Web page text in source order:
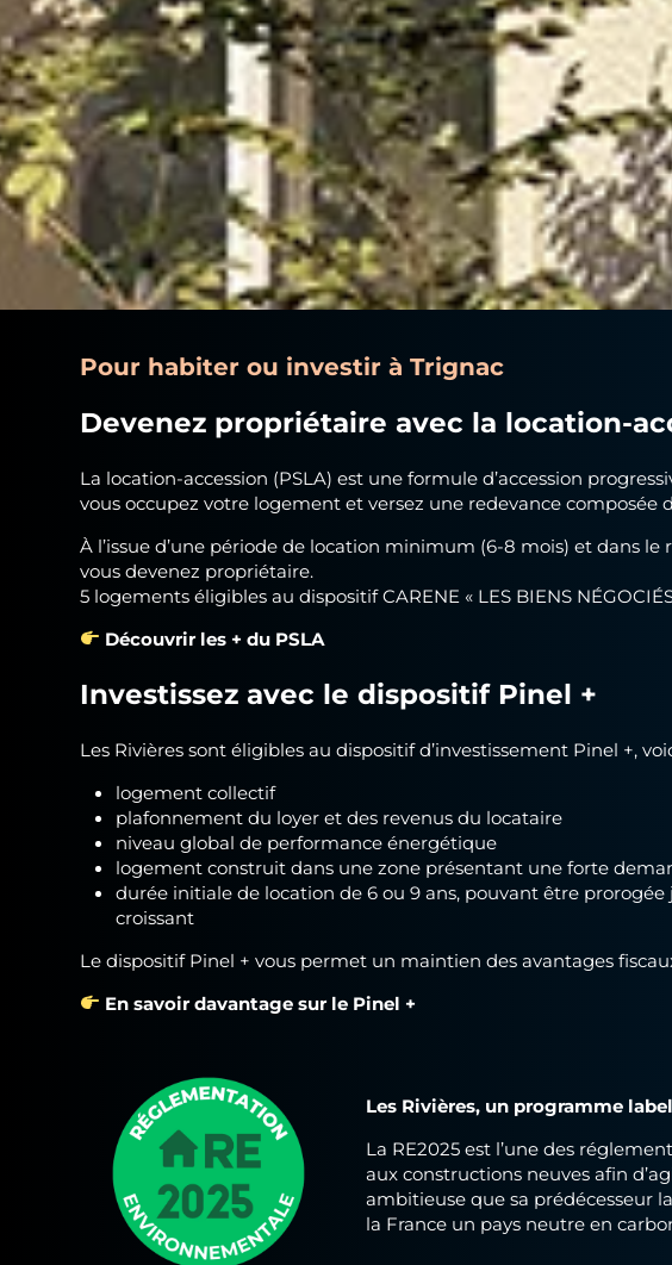
Pour habiter ou investir à Trignac
Devenez propriétaire avec la location-
La location-accession (PSLA) est une formule d’accession
vous occupez votre logement et versez une redevance composée
À l’issue d’une période de location minimum (6-8 mois) et dans le
vous devenez propriétaire.
5 logements éligibles au dispositif CARENE « LES BIENS
Découvrir les + du PSLA
Investissez avec le dispositif Pinel +
Les Rivières sont éligibles au dispositif d’investissement Pinel +,
logement collectif
plafonnement du loyer et des revenus du locataire
niveau global de performance énergétique
logement construit dans une zone présentant une forte
durée initiale de location de 6 ou 9 ans, pouvant être prorogée
croissant
Le dispositif Pinel + vous permet un maintien des avantages
En savoir davantage sur le Pinel +
Les Rivières, un programme
La RE2025 est l’une des
aux constructions neuves afin
ambitieuse que sa prédécesseur
la France un pays neutre en